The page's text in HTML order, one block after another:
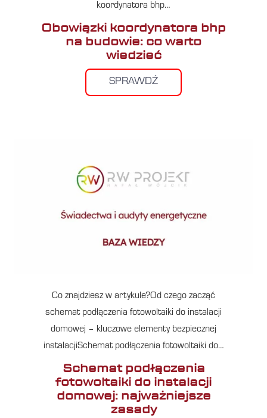
koordynatora bhp…
Obowiązki koordynatora bhp
na budowie: co warto
wiedzieć
SPRAWDŹ
Co znajdziesz w artykule?Od czego zacząć
schemat podłączenia fotowoltaiki do instalacji
domowej – kluczowe elementy bezpiecznej
instalacjiSchemat podłączenia fotowoltaiki do…
Schemat podłączenia
fotowoltaiki do instalacji
domowej: najważniejsze
zasady